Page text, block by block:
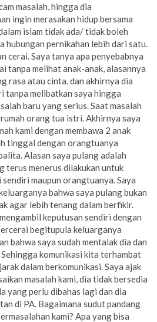
masalah, hingga dia
ingin merasakan hidup bersama
islam tidak ada/ tidak boleh
hubungan pernikahan lebih dari satu.
cerai. Saya tanya apa penyebabnya
tanpa melihat anak-anak, alasannya
rasa atau cinta, dan akhirnya dia
tanpa melibatkan saya hingga
baru yang serius. Saat masalah
orang tua istri. Akhirnya saya
kami dengan membawa 2 anak
tinggal dengan orangtuanya
Alasan saya pulang adalah
terus menerus dilakukan untuk
maupun orangtuanya. Saya
bahwa saya pulang bukan
agar lebih tenang dalam berfikir.
keputusan sendiri dengan
begitupula keluarganya
bahwa saya sudah mentalak dia dan
komunikasi kita terhambat
dalam berkomunikasi. Saya ajak
masalah kami, dia tidak bersedia
yang perlu dibahas lagi dan dia
di PA. Bagaimana sudut pandang
kami? Apa yang bisa